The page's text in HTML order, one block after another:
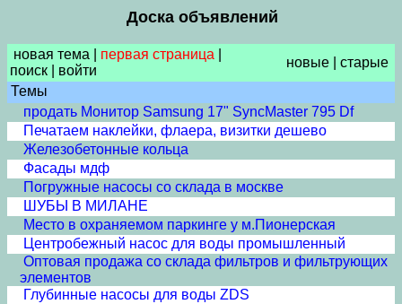
Доска объявлений
новая тема первая страница
поиск
войти
новые
старые
Темы
продать Монитор Samsung 17" SyncMaster 795 Df
Печатаем наклейки, флаера, визитки дешево
Железобетонные кольца
Фасады мдф
Погружные насосы со склада в москве
ШУБЫ В МИЛАНЕ
Место в охраняемом паркинге у м.Пионерская
Центробежный насос для воды промышленный
Оптовая продажа со склада фильтров и фильтрующих
элементов
Глубинные насосы для воды ZDS